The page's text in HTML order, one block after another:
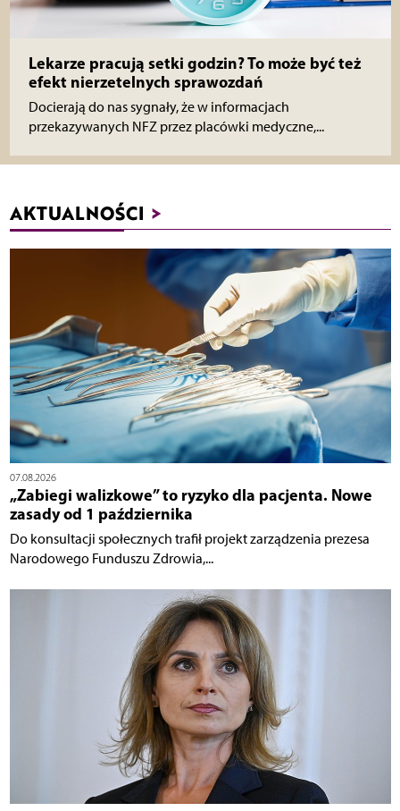
Lekarze pracują setki godzin? To może być też
efekt nierzetelnych sprawozdań
Docierają do nas sygnały, że w informacjach
przekazywanych NFZ przez placówki medyczne,...
AKTUALNOŚCI >
07.08.2026
„Zabiegi walizkowe” to ryzyko dla pacjenta. Nowe
zasady od 1 października
Do konsultacji społecznych trafił projekt zarządzenia prezesa
Narodowego Funduszu Zdrowia,...